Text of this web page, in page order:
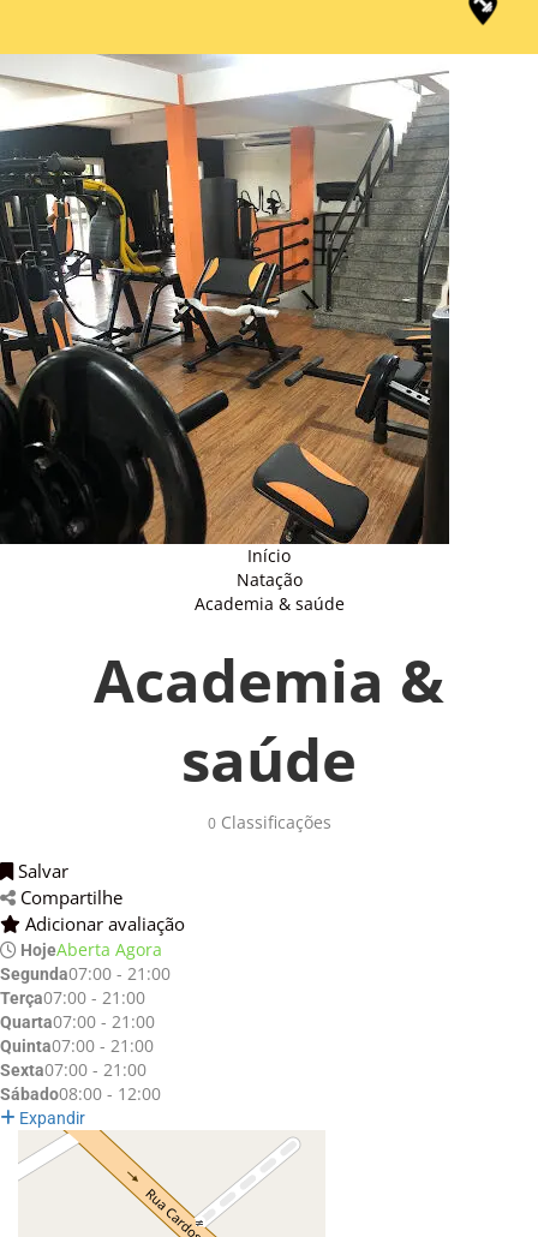
Início
Natação
Academia & saúde
Academia &
saúde
0Classificações
Salvar
Compartilhe
Adicionar avaliação
HojeAberta Agora
Segunda07:00 - 21:00
Terça07:00 - 21:00
Quarta07:00 - 21:00
Quinta07:00 - 21:00
Sexta07:00 - 21:00
Sábado08:00 - 12:00
Expandir